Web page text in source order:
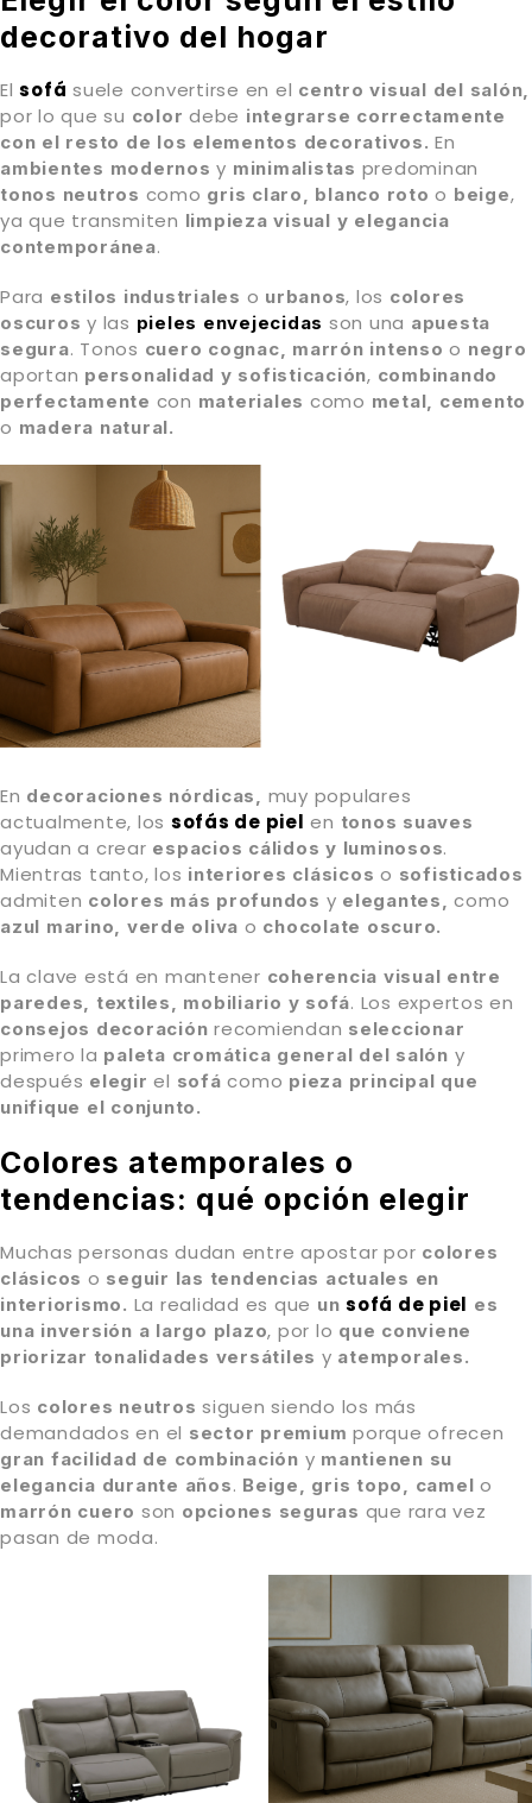
decorativo del hogar
Elsofá suele convertirse en el centro visual del salón,
por lo que su color debe integrarse correctamente
con el resto de los elementos decorativos. En
ambientes modernos y minimalistas predominan
tonos neutros como gris claro, blanco roto o beige,
ya que transmiten limpieza visual y elegancia
contemporánea.
Para estilos industriales o urbanos, los colores
oscuros y las pieles envejecidas son una apuesta
segura. Tonos cuero cognac, marrón intenso o negro
aportan personalidad y sofisticación, combinando
perfectamente con materiales como metal, cemento
o madera natural.
En decoraciones nórdicas, muy populares
actualmente, los sofás de piel en tonos suaves
ayudan a crear espacios cálidos y luminosos.
Mientras tanto, los interiores clásicos o sofisticados
admiten colores más profundos y elegantes, como
azul marino, verde oliva o chocolate oscuro.
La clave está en mantener coherencia visual entre
paredes, textiles, mobiliario y sofá. Los expertos en
consejos decoración recomiendan seleccionar
primero la paleta cromática general del salón y
después elegir el sofá como pieza principal que
unifique el conjunto.
Colores atemporales o
tendencias: qué opción elegir
Muchas personas dudan entre apostar por colores
clásicos o seguir las tendencias actuales en
interiorismo. La realidad es que un sofá de piel es
una inversión a largo plazo, por lo que conviene
priorizar tonalidades versátiles y atemporales.
Los colores neutros siguen siendo los más
demandados en el sector premium porque ofrecen
gran facilidad de combinación y mantienen su
elegancia durante años. Beige, gris topo, camel o
marrón cuero son opciones seguras que rara vez
pasan de moda.